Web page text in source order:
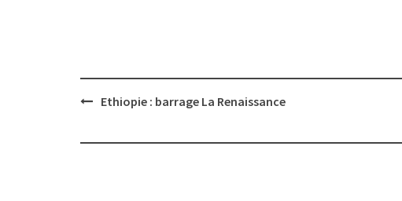
PostEthiopie : barrage La Renaissance